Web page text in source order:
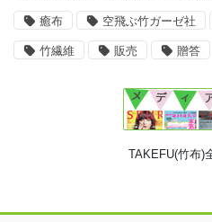
癒布 空飛ぶ竹ガーゼ社
竹繊維 販売 贈答
TAKEFU(竹布)